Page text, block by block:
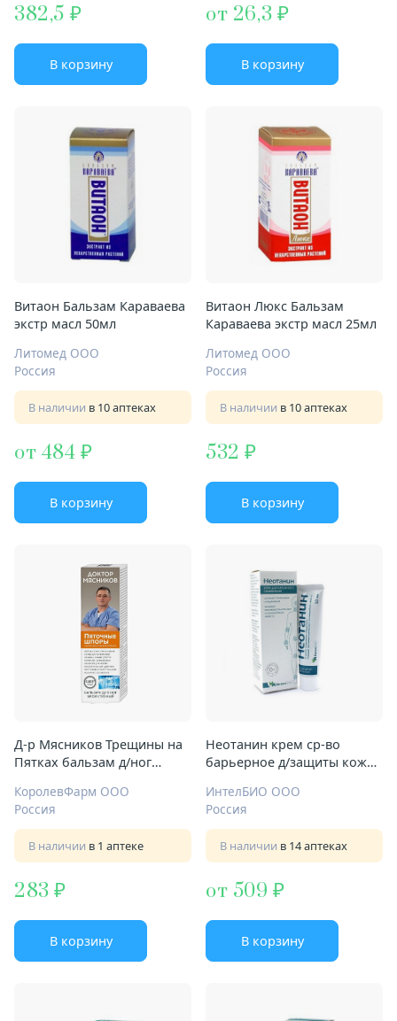
382,5
В корзину
от 26,3
В корзину
Витаон Бальзам Караваева
экстр масл 50мл
Литомед ООО
Россия
В наличии в 10 аптеках
от 484
В корзину
Витаон Люкс Бальзам
Караваева экстр масл 25мл
Литомед ООО
Россия
В наличии в 10 аптеках
532
В корзину
Д-р Мясников Трещины на
Пятках бальзам д/ног
КоролевФарм ООО
Россия
В наличии в 1 аптеке
283
В корзину
Неотанин крем ср-во
барьерное д/защиты кожи
ИнтелБИО ООО
Россия
В наличии в 14 аптеках
от 509
В корзину